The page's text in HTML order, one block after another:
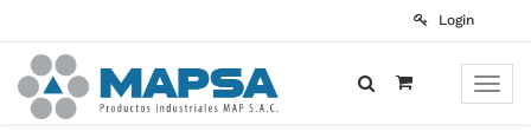
Login
Toggle